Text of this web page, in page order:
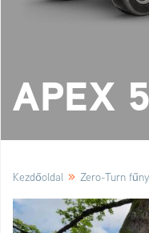
APEX
Kezdőoldal » Zero-Turn